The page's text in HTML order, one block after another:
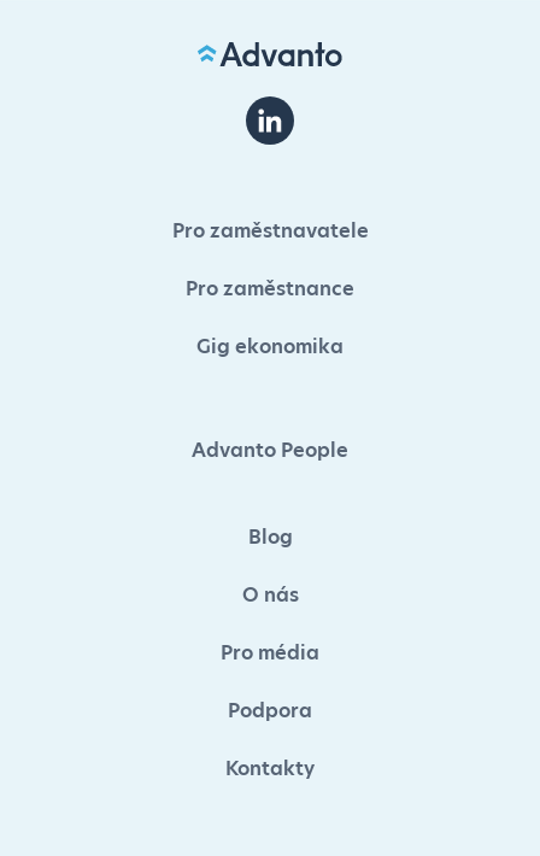
Pro zaměstnavatele
Pro zaměstnance
Gig ekonomika
Advanto People
Blog
O nás
Pro média
Podpora
Kontakty